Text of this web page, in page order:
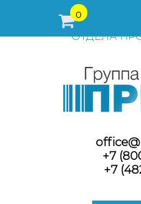
0
ПЕРЕД ОФОРМЛЕНИЕМ
ПОСТАВКИ ТОВАРА
ОТДЕЛА
+7
+7